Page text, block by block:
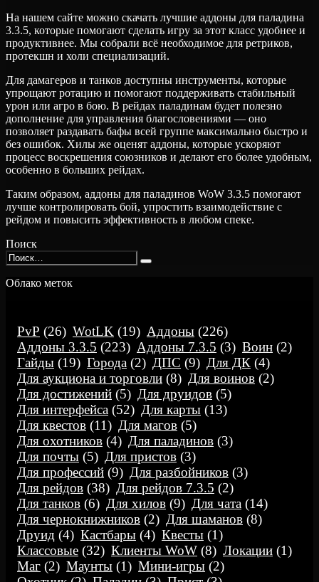
На нашем сайте можно скачать лучшие аддоны для паладина
3.3.5, которые помогают сделать игру за этот класс удобнее и
продуктивнее. Мы собрали всё необходимое для ретриков,
протекшн и холи специализаций.
Для дамагеров и танков доступны инструменты, которые
упрощают ротацию и помогают поддерживать стабильный
урон или агро в бою. В рейдах паладинам будет полезно
дополнение для управления благословениями — оно
позволяет раздавать бафы всей группе максимально быстро и
без ошибок. Хилы же оценят аддоны, которые ускоряют
процесс воскрешения союзников и делают его более удобным,
особенно в больших рейдах.
Таким образом, аддоны для паладинов WoW 3.3.5 помогают
лучше контролировать бой, упростить взаимодействие с
рейдом и повысить эффективность в любом спеке.
Поиск
Search
for:
Облако меток
PvP (26) WotLK (19) Аддоны (226)
Аддоны 3.3.5 (223) Аддоны 7.3.5 (3) Воин (2)
Гайды (19) Города (2) ДПС (9) Для ДК (4)
Для аукциона и торговли (8) Для воинов (2)
Для достижений (5) Для друидов (5)
Для интерфейса (52) Для карты (13)
Для квестов (11) Для магов (5)
Для охотников (4) Для паладинов (3)
Для почты (5) Для пристов (3)
Для профессий (9) Для разбойников (3)
Для рейдов (38) Для рейдов 7.3.5 (2)
Для танков (6) Для хилов (9) Для чата (14)
Для чернокнижников (2) Для шаманов (8)
Друид (4) Кастбары (4) Квесты (1)
Классовые (32) Клиенты WoW (8) Локации (1)
Маг (2) Маунты (1) Мини-игры (2)